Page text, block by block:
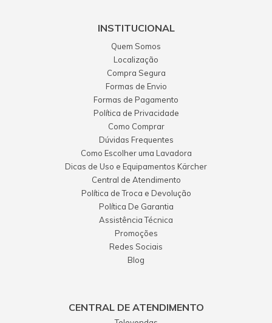
INSTITUCIONAL
Quem Somos
Localização
Compra Segura
Formas de Envio
Formas de Pagamento
Política de Privacidade
Como Comprar
Dúvidas Frequentes
Como Escolher uma Lavadora
Dicas de Uso e Equipamentos Kärcher
Central de Atendimento
Política de Troca e Devolução
Política De Garantia
Assistência Técnica
Promoções
Redes Sociais
Blog
CENTRAL DE ATENDIMENTO